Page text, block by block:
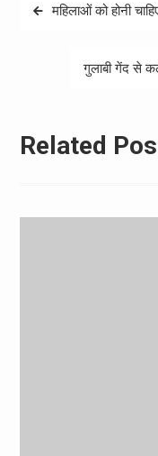
महिलाओं को होनी
गुलाबी गेंद से
Related